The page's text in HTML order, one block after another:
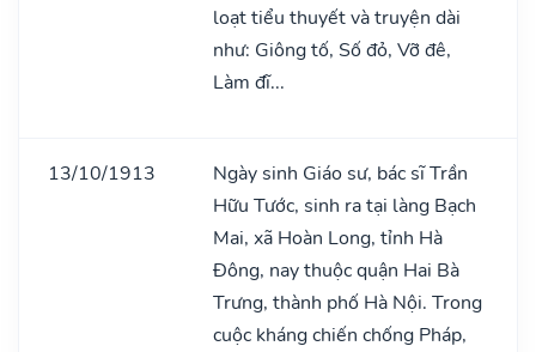
loạt tiểu thuyết và truyện dài
như: Giông tố, Số đỏ, Vỡ đê,
Làm đĩ...
13/10/1913
Ngày sinh Giáo sư, bác sĩ Trần
Hữu Tước, sinh ra tại làng Bạch
Mai, xã Hoàn Long, tỉnh Hà
Đông, nay thuộc quận Hai Bà
Trưng, thành phố Hà Nội. Trong
cuộc kháng chiến chống Pháp,